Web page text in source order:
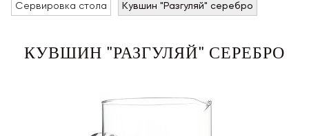
Сервировка стола Кувшин "Разгуляй" серебро
КУВШИН "РАЗГУЛЯЙ" СЕРЕБРО